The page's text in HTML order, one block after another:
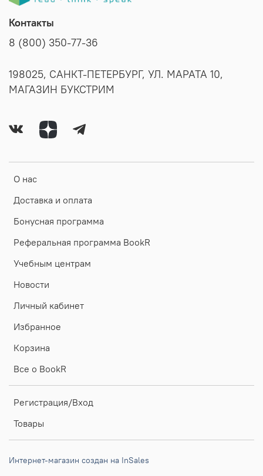
О нас
Доставка и оплата
Бонусная программа
Реферальная программа BookR
Учебным центрам
Новости
Личный кабинет
Избранное
Корзина
Все о BookR
Регистрация/Вход
Товары
Контакты
8 (800) 350-77-36
198025, САНКТ-ПЕТЕРБУРГ, УЛ. МАРАТА 10,
МАГАЗИН БУКСТРИМ
Интернет-магазин создан на InSales